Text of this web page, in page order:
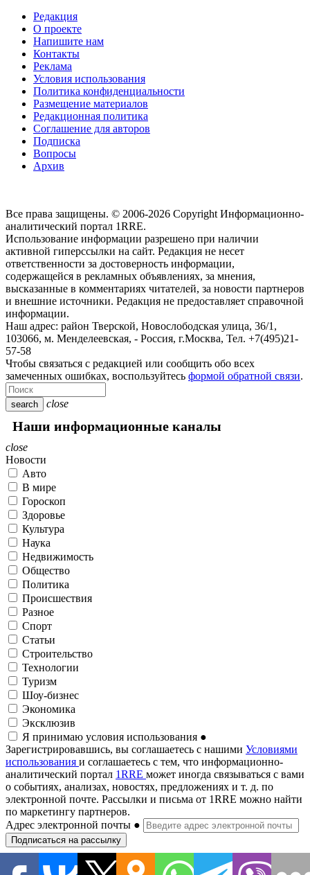
Редакция
О проекте
Напишите нам
Контакты
Реклама
Условия использования
Политика конфиденциальности
Размещение материалов
Редакционная политика
Соглашение для авторов
Подписка
Вопросы
Архив
Все права защищены. © 2006-2026 Copyright Информационно-
аналитический портал 1RRE.
Использование информации разрешено при наличии
активной гиперссылки на сайт. Редакция не несет
ответственности за достоверность информации,
содержащейся в рекламных объявлениях, за мнения,
высказанные в комментариях читателей, за новости партнеров
и внешние источники. Редакция не предоставляет справочной
информации.
Наш адрес: район Тверской, Новослободская улица, 36/1 ,
103066, м. Менделеевская, - Россия, г.Москва, Тел. +7(495)21-
57-58
Чтобы связаться с редакцией или сообщить обо всех
замеченных ошибках, воспользуйтесь формой обратной связи.
search close
Наши информационные каналы
close
Новости
Авто
В мире
Гороскоп
Здоровье
Культура
Наука
Недвижимость
Общество
Политика
Происшествия
Разное
Спорт
Статьи
Строительство
Технологии
Туризм
Шоу-бизнес
Экономика
Эксклюзив
Я принимаю условия использования ●
Зарегистрировавшись, вы соглашаетесь с нашими Условиями
использования и соглашаетесь с тем, что информационно-
аналитический портал 1RRE может иногда связываться с вами
о событиях, анализах, новостях, предложениях и т. д. по
электронной почте. Рассылки и письма от 1RRE можно найти
по маркетингу партнеров.
Адрес электронной почты ●
Подписаться на рассылку